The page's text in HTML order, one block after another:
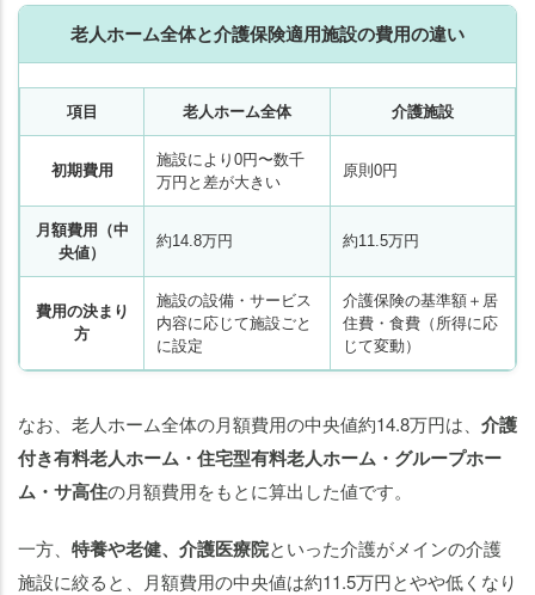
老人ホーム全体と介護保険適用施設の費用の違い
項目 老人ホーム全体 介護施設
初期費用
施設により0円〜数千
万円と差が大きい
原則0円
月額費用（中
央値）
約14.8万円 約11.5万円
費用の決まり
方
施設の設備・サービス
内容に応じて施設ごと
に設定
介護保険の基準額＋居
住費・食費（所得に応
じて変動）
なお、老人ホーム全体の月額費用の中央値約14.8万円は、 介護
付き有料老人ホーム・住宅型有料老人ホーム・グループホー
ム・サ高住の月額費用をもとに算出した値です。
一方、 特養や老健、介護医療院といった介護がメインの介護
施設に絞ると、月額費用の中央値は約11.5万円とやや低くなり